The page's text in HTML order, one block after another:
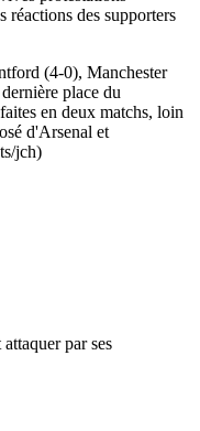
réactions des supporters
(4-0), Manchester
place du
en deux matchs, loin
d'Arsenal et
jch)
par ses